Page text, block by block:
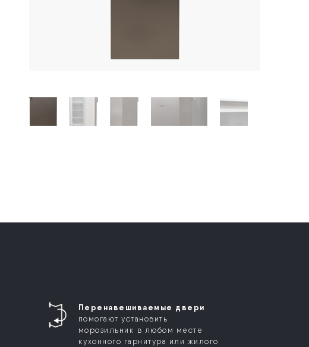
Перенавешиваемые двери
помогают установить
морозильник в любом месте
кухонного гарнитура или жилого